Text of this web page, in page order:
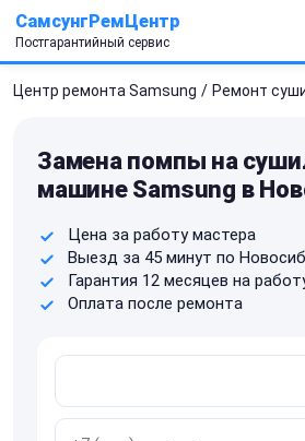
СамсунгРемЦентр
Постгарантийный сервис
Центр ремонта Samsung / Ремонт
Замена помпы на
машине Samsung в
Цена за работу мастера
Выезд за 45 минут по
Гарантия 12 месяцев на
Оплата после ремонта